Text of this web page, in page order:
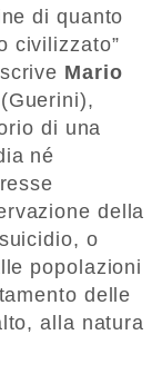
di quanto
civilizzato”
Mario
di una
né
della
o
popolazioni
delle
alla natura